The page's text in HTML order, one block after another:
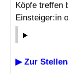
Köpfe treffen
Einsteiger:in
▶ Zur